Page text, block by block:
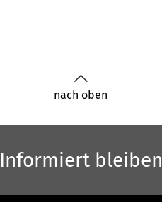
nach oben
Informiert bleiben